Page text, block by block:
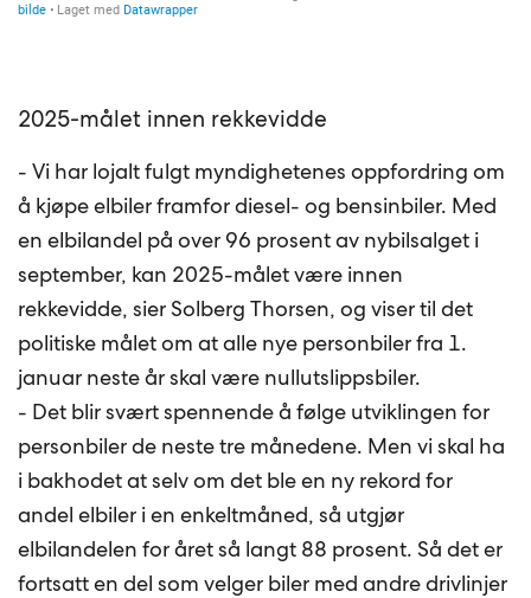
2025-målet innen rekkevidde
- Vi har lojalt fulgt myndighetenes oppfordring om
å kjøpe elbiler framfor diesel- og bensinbiler. Med
en elbilandel på over 96 prosent av nybilsalget i
september, kan 2025-målet være innen
rekkevidde, sier Solberg Thorsen, og viser til det
politiske målet om at alle nye personbiler fra 1.
januar neste år skal være nullutslippsbiler.
- Det blir svært spennende å følge utviklingen for
personbiler de neste tre månedene. Men vi skal ha
i bakhodet at selv om det ble en ny rekord for
andel elbiler i en enkeltmåned, så utgjør
elbilandelen for året så langt 88 prosent. Så det er
fortsatt en del som velger biler med andre drivlinjer